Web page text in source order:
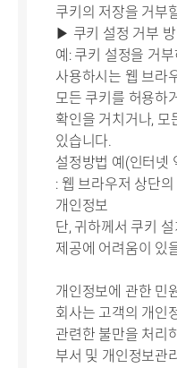
쿠키의 저장을 거부
▶ 쿠키 설정 거부
예: 쿠키 설정을 거
사용하시는 웹 브라
모든 쿠키를 허용하
확인을 거치거나, 모
있습니다.
설정방법 예(인터넷
: 웹 브라우저 상단
개인정보
단, 귀하께서 쿠키
제공에 어려움이 있
개인정보에 관한 민
회사는 고객의 개인
관련한 불만을 처리
부서 및 개인정보관